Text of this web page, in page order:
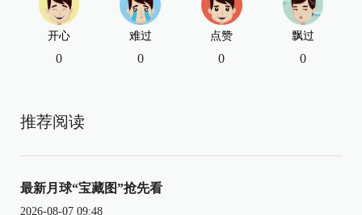
开心
0
难过
0
点赞
0
飘过
0
推荐阅读
最新月球“宝藏图”抢先看
2026-08-07 09:48